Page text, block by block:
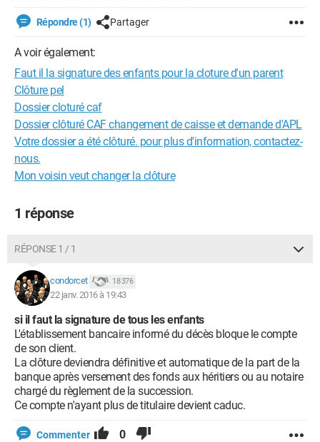
Répondre (1) Partager
A voir également:
Faut il la signature des enfants pour la cloture d'un parent
Clôture pel
Dossier cloturé caf
Dossier clôturé CAF changement de caisse et demande d'APL
Votre dossier a été clôturé. pour plus d'information, contactez-
nous.
Mon voisin veut changer la clôture
1 réponse
RÉPONSE 1 / 1
condorcet 18 376
22 janv. 2016 à 19:43
si il faut la signature de tous les enfants
L'établissement bancaire informé du décès bloque le compte
de son client.
La clôture deviendra définitive et automatique de la part de la
banque après versement des fonds aux héritiers ou au notaire
chargé du règlement de la succession.
Ce compte n'ayant plus de titulaire devient caduc.
Commenter 0